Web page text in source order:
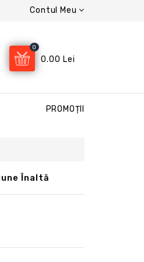
Contul Meu
0
0.00 Lei
PROMOȚII
Înaltă